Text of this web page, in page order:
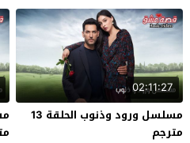
02:11:27
مسلسل ورود وذنوب الحلقة 13
مترجم